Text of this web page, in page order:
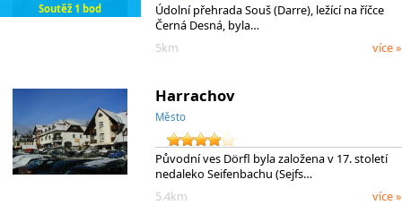
Soutěž 1 bod
Údolní přehrada Souš (Darre), ležící na říčce
Černá Desná, byla…
5km
více »
Harrachov
Město
Původní ves Dörfl byla založena v 17. století
nedaleko Seifenbachu (Sejfs…
5.4km
více »